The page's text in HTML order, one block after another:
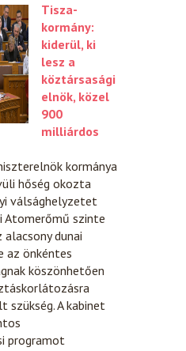
Tisza-
kormány:
kiderül, ki
lesz a
köztársasági
elnök, közel
900
milliárdos
kormánya
hőség okozta
válsághelyzetet
Atomerőmű szinte
dunai
az önkéntes
köszönhetően
szükség. A kabinet
programot